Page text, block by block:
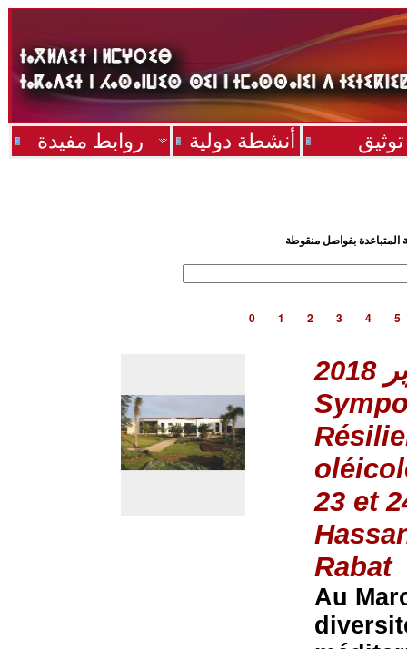
روابط مفيدة أنشطة دولية توثيق
المتباعدة بفواصل منقوطة
0 1 2 3 4 5
23 et
Rabat
Au